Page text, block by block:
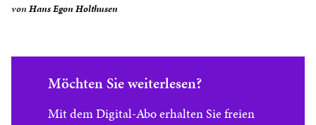
vonHans Egon Holthusen
Möchten Sie weiterlesen?
Mit dem Digital-Abo erhalten Sie freien